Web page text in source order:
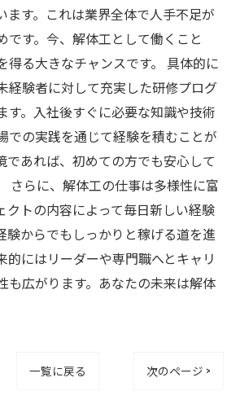
ます。これは業界全体で人手不足が
です。今、解体工として働くこと
得る大きなチャンスです。 具体的に
経験者に対して充実した研修プログ
す。入社後すぐに必要な知識や技術
での実践を通じて経験を積むことが
であれば、初めての方でも安心して
さらに、解体工の仕事は多様性に富
クトの内容によって毎日新しい経験
験からでもしっかりと稼げる道を進
的にはリーダーや専門職へとキャリ
も広がります。あなたの未来は解体
一覧に戻る 次のページ >